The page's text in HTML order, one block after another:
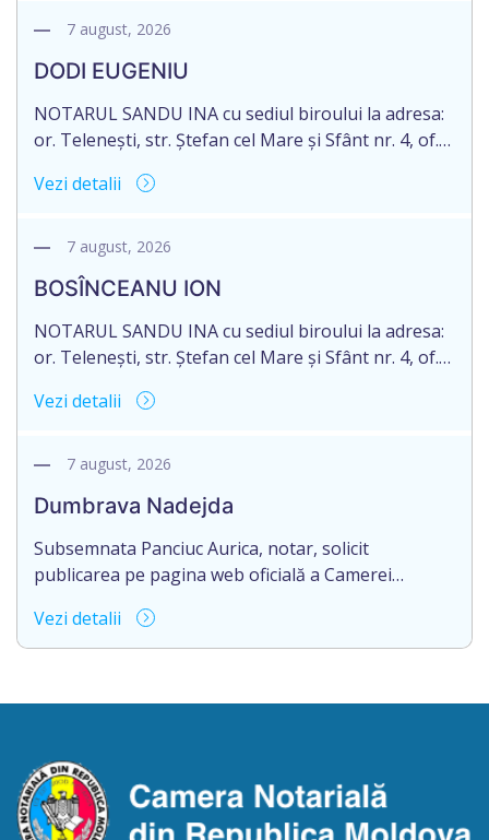
decedat/ă la 16 mai 2026. Eliberarea certificatului de
de 16.05.2027 termenul de opțiune pentru
acceptarea […]
7 august, 2026
DODI EUGENIU
NOTARUL SANDU INA cu sediul biroului la adresa:
or. Telenești, str. Ștefan cel Mare și Sfânt nr. 4, of.
succesorale în urma decesului cet. DODI EUGENIU,
2003035009604, decedat/ă la data de 12.01.2026
/doisprezece ianuarie anul două mii douăzeci și
șase/. Eliberarea certificatului de moștenitor este
[…]
Vezi detalii
7 august, 2026
BOSÎNCEANU ION
NOTARUL SANDU INA cu sediul biroului la adresa:
or. Telenești, str. Ștefan cel Mare și Sfânt nr. 4, of.
succesorale în urma decesului cet. BOSÎNCEANU
0991201351317, decedat/ă la data de 15.05.2021
Eliberarea certificatului de moștenitor este […]
Vezi detalii
7 august, 2026
Dumbrava Nadejda
Subsemnata Panciuc Aurica, notar, solicit
publicarea pe pagina web oficială a Camerei
deschiderea procedurii succesorale cu următorul
conținut: Informație privind deschiderea procedurii
biroului la adresa: R.Moldova, or.Sîngerei,
procedurii succesorale în urma decesului
cet.Dumbrava Nadejda, cetățeană moldoveană, a.n.
20 aprilie […]
Vezi detalii